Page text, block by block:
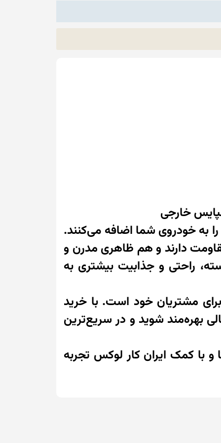
خارجی
به خودروی شما اضافه می‌کنند.
دارند و هم ظاهری مدرن و
راحتی و جذابیت بیشتری به
برای مشتریان خود است. با خرید
بهره‌مند شوید و در سریع‌ترین
و با کمک ایران کار لوکس تجربه